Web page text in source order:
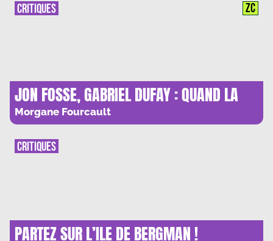
JON FOSSE, GABRIEL DUFAY : QUAND LA
REALITE S’ENVOLE
Morgane Fourcault
CRITIQUES ZC
PARTEZ SUR L’ILE DE BERGMAN !
CRITIQUES